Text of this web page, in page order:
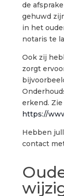
de
gehuwd
in het
notaris te
Ook zij
zorgt
erkend.
https://
Hebben
contact